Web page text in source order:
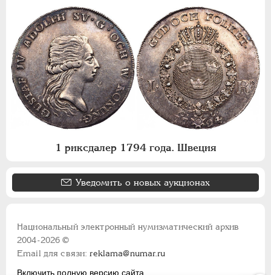
1 риксдалер 1794 года. Швеция
Уведомить о новых аукционах
Национальный электронный нумизматический архив
2004-2026 ©
Email для связи:reklama@numar.ru
Включить полную версию сайта